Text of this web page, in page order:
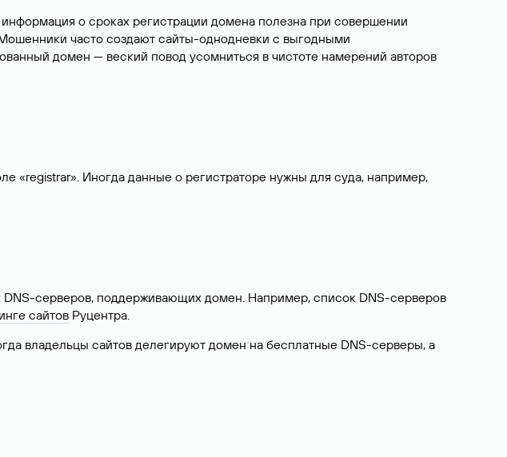
о сроках регистрации домена полезна при совершении
часто создают сайты-однодневки с выгодными
домен — веский повод усомниться в чистоте намерений авторов
Иногда данные о регистраторе нужны для суда, например,
DNS-серверов, поддерживающих домен. Например, список DNS-серверов
сайтов Руцентра.
владельцы сайтов делегируют домен на бесплатные DNS-серверы, а